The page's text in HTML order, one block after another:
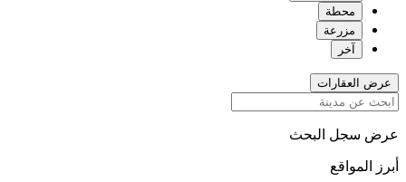
محطة
مزرعة
آخر
عرض العقارات
عرض سجل البحث
أبرز المواقع